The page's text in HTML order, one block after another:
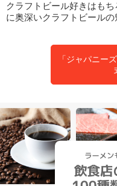
クラフトビール好きはも
に奥深いクラフトビールの
「ジャパニー